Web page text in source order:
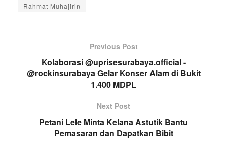
Rahmat Muhajirin
Previous Post
Kolaborasi @uprisesurabaya.official -
@rockinsurabaya Gelar Konser Alam di Bukit
1.400 MDPL
Next Post
Petani Lele Minta Kelana Astutik Bantu
Pemasaran dan Dapatkan Bibit